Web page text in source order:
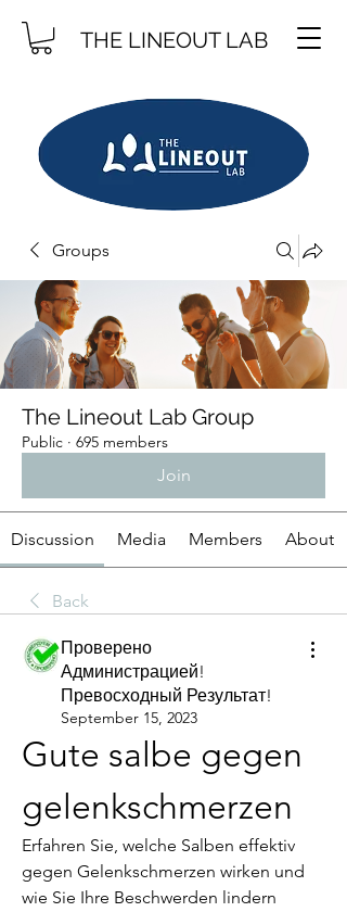
THE LINEOUT LAB
Groups
The Lineout Lab Group
Public · 695 members
Join
Discussion Media Members About
Back
Проверено
Администрацией!
Превосходный Результат!
September 15, 2023
Gute salbe gegen
gelenkschmerzen
Erfahren Sie, welche Salben effektiv
gegen Gelenkschmerzen wirken und
wie Sie Ihre Beschwerden lindern